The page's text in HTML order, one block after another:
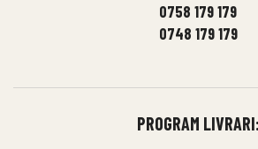
0758 179 179
0748 179 179
PROGRAM LIVRARI: